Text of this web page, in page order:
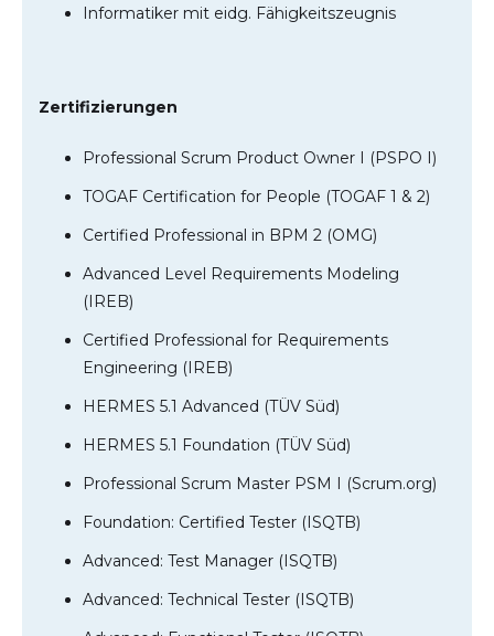
Informatiker mit eidg. Fähigkeitszeugnis
Zertifizierungen
Professional Scrum Product Owner I (PSPO I)
TOGAF Certification for People (TOGAF 1 & 2)
Certified Professional in BPM 2 (OMG)
Advanced Level Requirements Modeling
(IREB)
Certified Professional for Requirements
Engineering (IREB)
HERMES 5.1 Advanced (TÜV Süd)
HERMES 5.1 Foundation (TÜV Süd)
Professional Scrum Master PSM I (Scrum.org)
Foundation: Certified Tester (ISQTB)
Advanced: Test Manager (ISQTB)
Advanced: Technical Tester (ISQTB)